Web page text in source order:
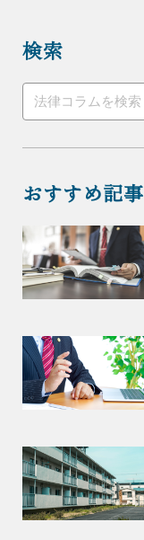
検索
おすすめ記事